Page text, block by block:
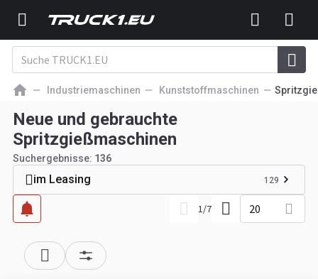
Industriemaschinen Kunststoffmaschinen
Neue und gebrauchte
Spritzgießmaschinen
Suchergebnisse: 136
im Leasing 129
1/7 20